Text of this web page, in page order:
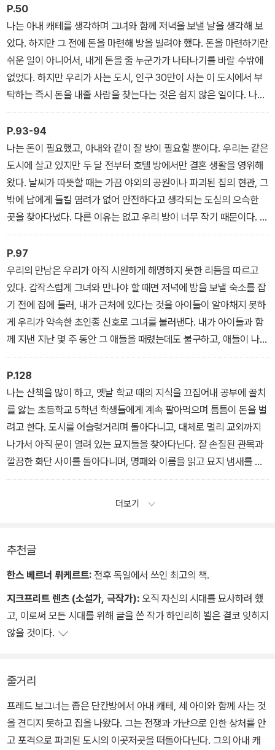
을 보낸다. 전쟁 중에 먼저 낳은 쌍둥이를 잃은 캐테는 또다시 아이를
임신하게 되고, 다시 호텔에서 남편 프레드와 함께 밤을 보내는 동안
사랑하는 남편과 헤어지기로 마음먹는데…
보는 그 순간, 나는 그녀도 남아 있게 될 것임을 알았다.
P.50
나는 아내 캐테를 생각하며 그녀와 함께 저녁을 보낼 날을 생각해 보
았다. 하지만 그 전에 돈을 마련해 방을 빌려야 했다. 돈을 마련하기란
쉬운 일이 아니어서, 내게 돈을 줄 누군가가 나타나기를 바랄 수밖에
없었다. 하지만 우리가 사는 도시, 인구 30만이 사는 이 도시에서 부
탁하는 즉시 돈을 내줄 사람을 찾는다는 것은 쉽지 않은 일이다. 나는
부탁을 하기가 비교적 쉬운 사람을 몇 명 알고 있었다. 방을 얻을 수
있는지 알아보기 위해 어쩌면 호텔에 들를 수도 있을 것이다.
P.93-94
나는 돈이 필요했고, 아내와 같이 잘 방이 필요할 뿐이다. 우리는 같은
도시에 살고 있지만 두 달 전부터 호텔 방에서만 결혼 생활을 영위해
왔다. 날씨가 따뜻할 때는 가끔 야외의 공원이나 파괴된 집의 현관, 그
밖에 남에게 들킬 염려가 없어 안전하다고 생각되는 도심의 으슥한
곳을 찾아다녔다. 다른 이유는 없고 우리 방이 너무 작기 때문이다. 게
다가 우리와 우리 옆방을 가로막고 있는 벽이 너무 얇다. 더 큰 방을
얻으려면 돈이 필요하고, 에너지라 불리는 것이 필요한데, 우리에게
는 돈도 에너지도 없다. 내 아내에게도 에너지가 부족하다.
P.97
우리의 만남은 우리가 아직 시원하게 해명하지 못한 리듬을 따르고
있다. 갑작스럽게 그녀와 만나야 할 때면 저녁에 밤을 보낼 숙소를 잡
기 전에 집에 들러, 내가 근처에 있다는 것을 아이들이 알아채지 못하
게 우리가 약속한 초인종 신호로 그녀를 불러낸다. 내가 아이들과 함
께 지낸 지난 몇 주 동안 그 애들을 때렸는데도 불구하고, 애들이 나를
사랑하고, 그리워하고, 나에 대해 말한다는 걸 알기 때문이다.
P.128
나는 산책을 많이 하고, 옛날 학교 때의 지식을 끄집어내 공부에 골치
를 앓는 초등학교 5학년 학생들에게 계속 팔아먹으며 틈틈이 돈을 벌
려고 한다. 도시를 어슬렁거리며 돌아다니고, 대체로 멀리 교외까지
나가서 아직 문이 열려 있는 묘지들을 찾아다닌다. 잘 손질된 관목과
깔끔한 화단 사이를 돌아다니며, 명패와 이름을 읽고 묘지 냄새를 맡
는다. 그리고 나도 언젠가는 저곳에 묻힐 거라는 생각에 가슴 떨려 한
쏘다녔다. 가끔 성당에 들어가기도 하고 멀리 묘지가 있는 교외까지
지 못할 거라 생각되는 모르는 사람들과 사귀었다.
더보기
추천글
한스 베르너 뤼케르트: 전후 독일에서 쓰인 최고의 책.
지크프리트 렌츠 (소설가, 극작가): 오직 자신의 시대를 묘사하려 했
고, 이로써 모든 시대를 위해 글을 쓴 작가 하인리히 뵐은 결코 잊히지
않을 것이다.
줄거리
프레드 보그너는 좁은 단칸방에서 아내 캐테, 세 아이와 함께 사는 것
을 견디지 못하고 집을 나왔다. 그는 전쟁과 가난으로 인한 상처를 안
고 포격으로 파괴된 도시의 이곳저곳을 떠돌아다닌다. 그의 아내 캐